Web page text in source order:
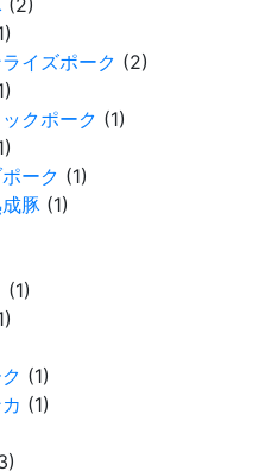
(2)
イズポーク (2)
クポーク (1)
ーク (1)
豚 (1)
(1)
(1)
(1)